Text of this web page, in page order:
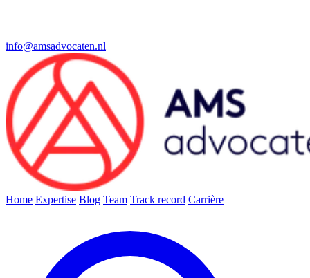
info@amsadvocaten.nl
Home Expertise Blog Team Track record Carrière